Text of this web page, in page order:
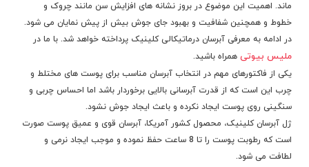
ماند. اهمیت این موضوع در بروز نشانه های افزایش سن مانند چروک و
خطوط و همچنین شفافیت و بهبود جای جوش بیش از پیش نمایان می شود.
در ادامه به معرفی آبرسان درماتیکالی کلینیک پرداخته خواهد شد. با ما در
ملیس بیوتی همراه باشید.
یکی از فاکتورهای مهم در انتخاب آبرسان مناسب برای پوست های مختلط و
چرب این است که از قدرت آبرسانی بالایی برخوردار باشد اما احساس چربی و
سنگینی روی پوست ایجاد نکرده و باعث ایجاد جوش نشود.
ژل آبرسان کلینیک، محصول کشور آمریکا، آبرسان قوی و عمیق پوست صورت
است که رطوبت پوست را تا 8 ساعت حفظ نموده و موجب ایجاد نرمی و
لطافت می شود.